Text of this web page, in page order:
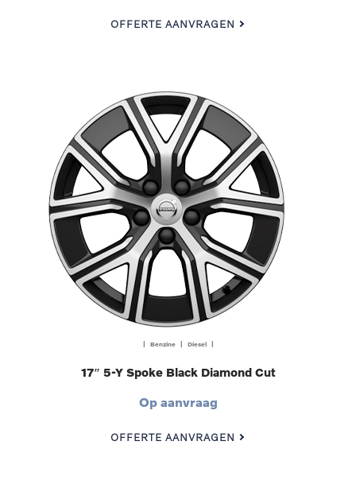
OFFERTE AANVRAGEN
| Benzine | Diesel |
17″ 5-Y Spoke Black Diamond Cut
Op aanvraag
OFFERTE AANVRAGEN